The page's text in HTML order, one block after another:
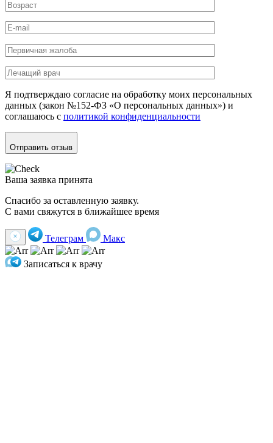
Я подтверждаю согласие на обработку моих персональных
данных (закон №152-ФЗ «О персональных данных») и
соглашаюсь с политикой конфиденциальности
Отправить отзыв
Ваша заявка принята
Спасибо за оставленную заявку.
С вами свяжутся в ближайшее время
Телеграм Макс
Записаться к врачу